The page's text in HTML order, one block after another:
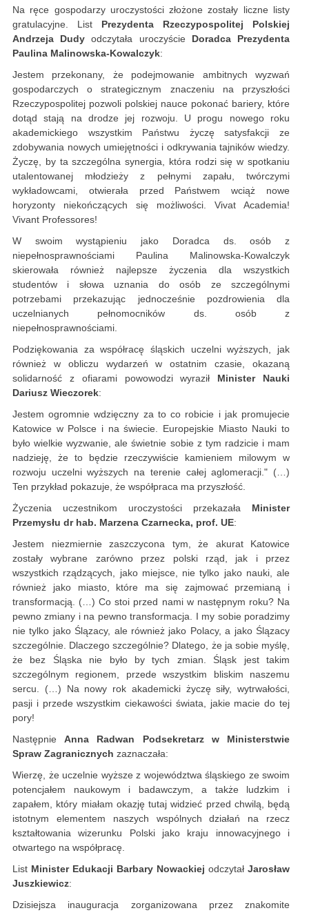
Na ręce gospodarzy uroczystości złożone zostały liczne listy
gratulacyjne. List Prezydenta Rzeczypospolitej Polskiej
Andrzeja Dudy odczytała uroczyście Doradca Prezydenta
Paulina Malinowska-Kowalczyk:
Jestem przekonany, że podejmowanie ambitnych wyzwań
gospodarczych o strategicznym znaczeniu na przyszłości
Rzeczypospolitej pozwoli polskiej nauce pokonać bariery, które
dotąd stają na drodze jej rozwoju. U progu nowego roku
akademickiego wszystkim Państwu życzę satysfakcji ze
zdobywania nowych umiejętności i odkrywania tajników wiedzy.
Życzę, by ta szczególna synergia, która rodzi się w spotkaniu
utalentowanej młodzieży z pełnymi zapału, twórczymi
wykładowcami, otwierała przed Państwem wciąż nowe
horyzonty niekończących się możliwości. Vivat Academia!
Vivant Professores!
W swoim wystąpieniu jako Doradca ds. osób z
niepełnosprawnościami Paulina Malinowska-Kowalczyk
skierowała również najlepsze życzenia dla wszystkich
studentów i słowa uznania do osób ze szczególnymi
potrzebami przekazując jednocześnie pozdrowienia dla
uczelnianych pełnomocników ds. osób z
niepełnosprawnościami.
Podziękowania za współracę śląskich uczelni wyższych, jak
również w obliczu wydarzeń w ostatnim czasie, okazaną
solidarność z ofiarami powowodzi wyraził Minister Nauki
Dariusz Wieczorek:
Jestem ogromnie wdzięczny za to co robicie i jak promujecie
Katowice w Polsce i na świecie. Europejskie Miasto Nauki to
było wielkie wyzwanie, ale świetnie sobie z tym radzicie i mam
nadzieję, że to będzie rzeczywiście kamieniem milowym w
rozwoju uczelni wyższych na terenie całej aglomeracji." (…)
Ten przykład pokazuje, że współpraca ma przyszłość.
Życzenia uczestnikom uroczystości przekazała Minister
Przemysłu dr hab. Marzena Czarnecka, prof. UE:
Jestem niezmiernie zaszczycona tym, że akurat Katowice
zostały wybrane zarówno przez polski rząd, jak i przez
wszystkich rządzących, jako miejsce, nie tylko jako nauki, ale
również jako miasto, które ma się zajmować przemianą i
transformacją. (…) Co stoi przed nami w następnym roku? Na
pewno zmiany i na pewno transformacja. I my sobie poradzimy
nie tylko jako Ślązacy, ale również jako Polacy, a jako Ślązacy
szczególnie. Dlaczego szczególnie? Dlatego, że ja sobie myślę,
że bez Śląska nie było by tych zmian. Śląsk jest takim
szczególnym regionem, przede wszystkim bliskim naszemu
sercu. (…) Na nowy rok akademicki życzę siły, wytrwałości,
pasji i przede wszystkim ciekawości świata, jakie macie do tej
pory!
NastępnieAnna Radwan Podsekretarz w Ministerstwie
Spraw Zagranicznych zaznaczała:
Wierzę, że uczelnie wyższe z województwa śląskiego ze swoim
potencjałem naukowym i badawczym, a także ludzkim i
zapałem, który miałam okazję tutaj widzieć przed chwilą, będą
istotnym elementem naszych wspólnych działań na rzecz
kształtowania wizerunku Polski jako kraju innowacyjnego i
otwartego na współpracę.
List Minister Edukacji Barbary Nowackiej odczytał Jarosław
Juszkiewicz:
Dzisiejsza inauguracja zorganizowana przez znakomite